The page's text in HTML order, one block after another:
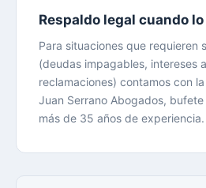
Respaldo legal cuando
Para situaciones que requieren
(deudas impagables, intereses
reclamaciones) contamos con
Juan Serrano Abogados,
más de 35 años de experiencia.